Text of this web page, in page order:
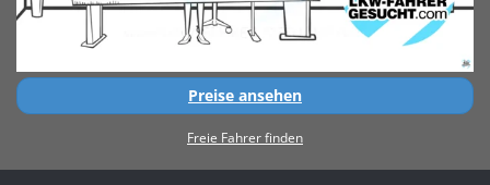
Preise ansehen
Freie Fahrer finden